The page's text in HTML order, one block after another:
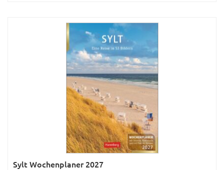
Sylt Wochenplaner 2027